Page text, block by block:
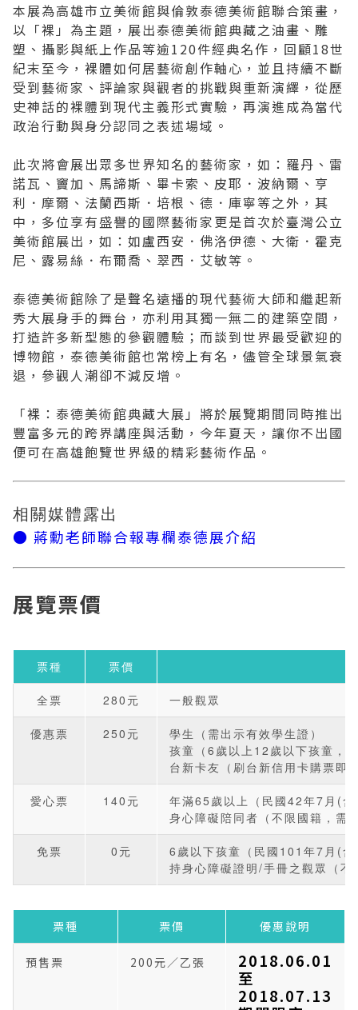
本展為高雄市立美術館與倫敦泰德美術館聯合策畫，
以「裸」為主題，展出泰德美術館典藏之油畫、雕
塑、攝影與紙上作品等逾120件經典名作，回顧18世
紀末至今，裸體如何居藝術創作軸心，並且持續不斷
受到藝術家、評論家與觀者的挑戰與重新演繹，從歷
史神話的裸體到現代主義形式實驗，再演進成為當代
政治行動與身分認同之表述場域。
此次將會展出眾多世界知名的藝術家，如：羅丹、雷
諾瓦、竇加、馬諦斯、畢卡索、皮耶．波納爾、亨
利．摩爾、法蘭西斯．培根、德．庫寧等之外，其
中，多位享有盛譽的國際藝術家更是首次於臺灣公立
美術館展出，如：如盧西安．佛洛伊德、大衛．霍克
尼、露易絲．布爾喬、翠西．艾敏等。
泰德美術館除了是聲名遠播的現代藝術大師和繼起新
秀大展身手的舞台，亦利用其獨一無二的建築空間，
打造許多新型態的參觀體驗；而談到世界最受歡迎的
博物館，泰德美術館也常榜上有名，儘管全球景氣衰
退，參觀人潮卻不減反增。
「裸：泰德美術館典藏大展」將於展覽期間同時推出
豐富多元的跨界講座與活動，今年夏天，讓你不出國
便可在高雄飽覽世界級的精彩藝術作品。
相關媒體露出
● 蔣勳老師聯合報專欄泰德展介紹
展覽票價
票種 票價
全票 280元 一般觀眾
優惠票 250元
學生（需出示有效學生證）
孩童（6歲以上12歲以下孩童，
台新卡友（刷台新信用卡購票即
愛心票 140元
年滿65歲以上（民國42年7月(
身心障礙陪同者（不限國籍，需
免票 0元
6歲以下孩童（民國101年7月(
持身心障礙證明/手冊之觀眾（
票種 票價 優惠說明
預售票 200元／乙張
2018.06.01
至
2018.07.13